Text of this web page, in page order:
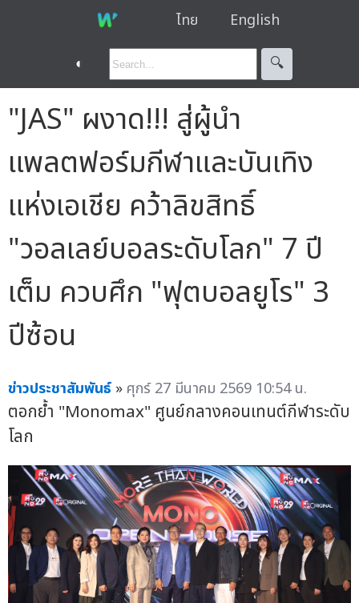
ไทย English
◐ 🔍︎
"JAS" ผงาด!!! สู่ผู้นำ
แพลตฟอร์มกีฬาและบันเทิง
แห่งเอเชีย คว้าลิขสิทธิ์
"วอลเลย์บอลระดับโลก" 7 ปี
เต็ม ควบศึก "ฟุตบอลยูโร" 3
ปีซ้อน
ข่าวประชาสัมพันธ์ » ศุกร์ 27 มีนาคม 2569 10:54 น.
ตอกย้ำ "Monomax" ศูนย์กลางคอนเทนต์กีฬาระดับ
โลก